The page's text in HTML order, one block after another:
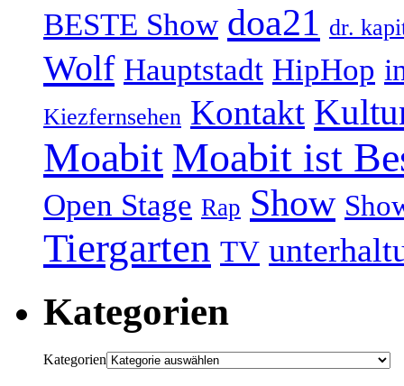
BESTE Show doa21 dr.
Wolf Hauptstadt HipHop
Kiezfernsehen Kontakt
Moabit Moabit ist
Open Stage Rap Show
Tiergarten TV
Kategorien
Kategorien